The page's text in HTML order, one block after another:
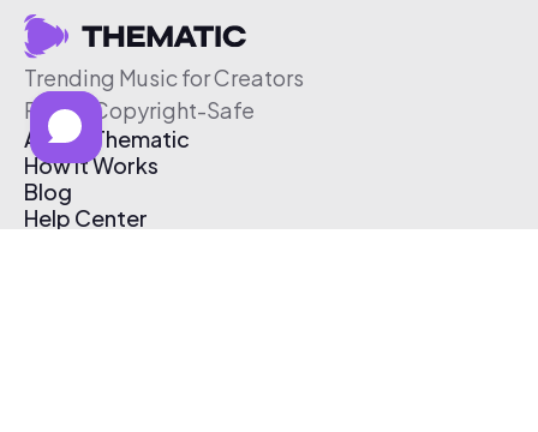
Trending Music for Creators
Free & Copyright-Safe
About Thematic
How It Works
Blog
Help Center